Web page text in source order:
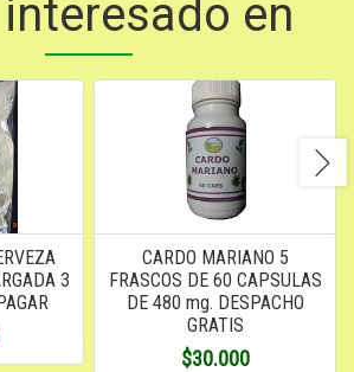
en
3
CARDO MARIANO 5
FRASCOS DE 60 CAPSULAS
DE 480 mg. DESPACHO
GRATIS
$30.000